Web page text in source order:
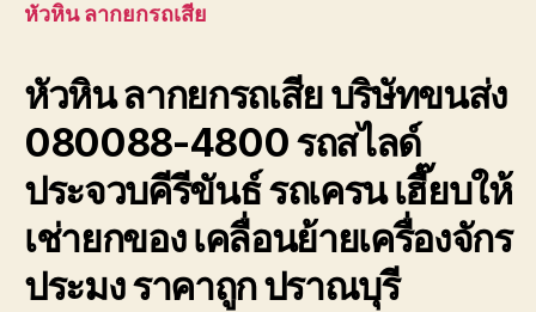
บริษัท
ขนส่ง
หัวหิน ลากยกรถเสีย
หัวหิน ลากยกรถเสียบริษัทขนส่ง
080088-4800 รถสไลด์
ประจวบคีรีขันธ์ รถเครน เฮี๊ยบให้
เช่ายกของ เคลื่อนย้ายเครื่องจักร
ประมง ราคาถูก ปราณบุรี